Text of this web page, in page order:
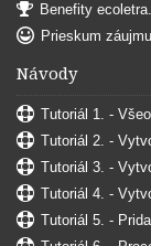
Benefity
Prieskum
Návody
Tutoriál 1. -
Tutoriál 2. -
Tutoriál 3. -
Tutoriál 4. -
Tutoriál 5. -